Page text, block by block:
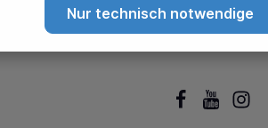
Datenschutz
Nur technisch notwendige